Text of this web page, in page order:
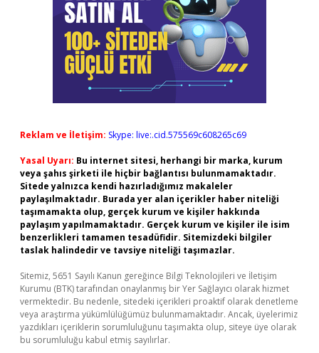
Reklam ve İletişim: Skype: live:.cid.575569c608265c69
Yasal Uyarı: Bu internet sitesi, herhangi bir marka, kurum
veya şahıs şirketi ile hiçbir bağlantısı bulunmamaktadır.
Sitede yalnızca kendi hazırladığımız makaleler
paylaşılmaktadır. Burada yer alan içerikler haber niteliği
taşımamakta olup, gerçek kurum ve kişiler hakkında
paylaşım yapılmamaktadır. Gerçek kurum ve kişiler ile isim
benzerlikleri tamamen tesadüfidir. Sitemizdeki bilgiler
taslak halindedir ve tavsiye niteliği taşımazlar.
Sitemiz, 5651 Sayılı Kanun gereğince Bilgi Teknolojileri ve İletişim
Kurumu (BTK) tarafından onaylanmış bir Yer Sağlayıcı olarak hizmet
vermektedir. Bu nedenle, sitedeki içerikleri proaktif olarak denetleme
veya araştırma yükümlülüğümüz bulunmamaktadır. Ancak, üyelerimiz
yazdıkları içeriklerin sorumluluğunu taşımakta olup, siteye üye olarak
bu sorumluluğu kabul etmiş sayılırlar.